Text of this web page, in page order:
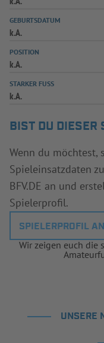
GEBURTSDATUM
k.A.
POSITION
k.A.
STARKER FUSS
k.A.
BIST DU DIESER
Wenn du
Spieleinsatzdaten
BFV.DE an und
Spielerprofil.
SPIELERPROFIL
Wir zeigen euch die
UNSERE